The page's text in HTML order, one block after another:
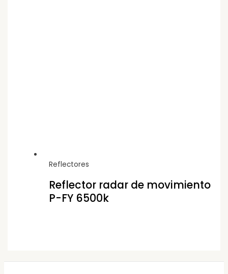
Reflectores
Reflector radar de movimiento
P-FY 6500k